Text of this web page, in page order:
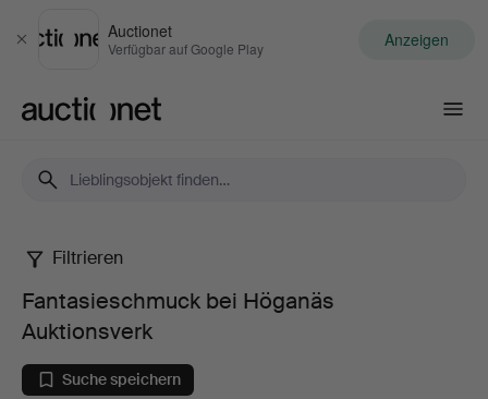
Schließen
Auctionet
Verfügbar auf Google Play Anzeigen
Fantasieschmuck
bei
Höganäs
Filtrieren
Fantasieschmuck bei Höganäs
Auktionsverk
Suche speichern